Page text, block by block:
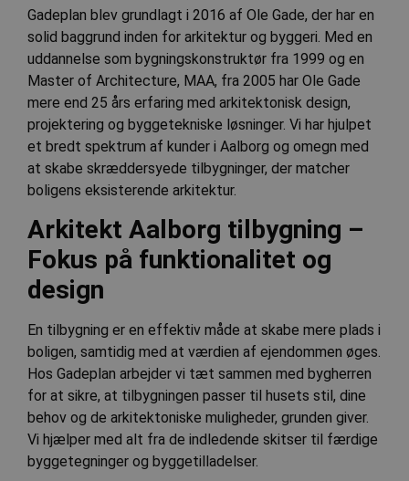
Gadeplan blev grundlagt i 2016 af Ole Gade, der har en
solid baggrund inden for arkitektur og byggeri. Med en
uddannelse som bygningskonstruktør fra 1999 og en
Master of Architecture, MAA, fra 2005 har Ole Gade
mere end 25 års erfaring med arkitektonisk design,
projektering og byggetekniske løsninger. Vi har hjulpet
et bredt spektrum af kunder i Aalborg og omegn med
at skabe skræddersyede tilbygninger, der matcher
boligens eksisterende arkitektur.
Arkitekt Aalborg tilbygning –
Fokus på funktionalitet og
design
En tilbygning er en effektiv måde at skabe mere plads i
boligen, samtidig med at værdien af ejendommen øges.
Hos Gadeplan arbejder vi tæt sammen med bygherren
for at sikre, at tilbygningen passer til husets stil, dine
behov og de arkitektoniske muligheder, grunden giver.
Vi hjælper med alt fra de indledende skitser til færdige
byggetegninger og byggetilladelser.